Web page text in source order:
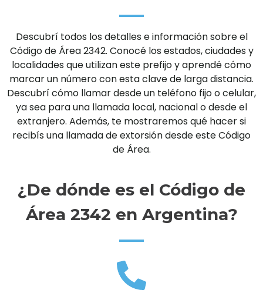
Descubrí todos los detalles e información sobre el
Código de Área 2342. Conocé los estados, ciudades y
localidades que utilizan este prefijo y aprendé cómo
marcar un número con esta clave de larga distancia.
Descubrí cómo llamar desde un teléfono fijo o celular,
ya sea para una llamada local, nacional o desde el
extranjero. Además, te mostraremos qué hacer si
recibís una llamada de extorsión desde este Código
de Área.
¿De dónde es el Código de
Área 2342 en Argentina?